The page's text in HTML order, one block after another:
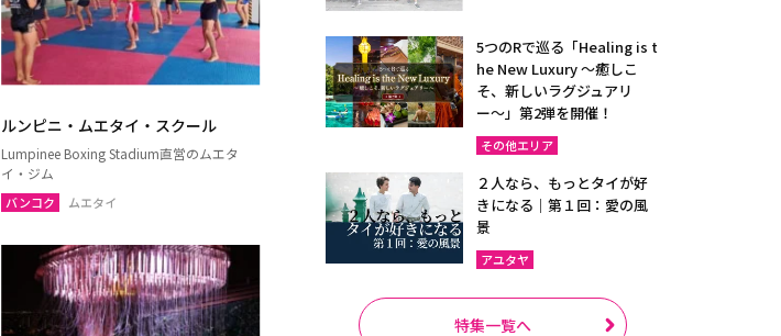
ピチット
ナコーンラーチャシーマー
（コラート）
ルーイ
ノーンカーイ
ムックダーハーン
ブリーラム
ルンピニ・ムエタイ・スクール
Lumpinee Boxing Stadium直営のムエタ
イ・ジム
バンコク ムエタイ
5つのRで巡る「Healing is t
he New Luxury ～癒しこ
そ、新しいラグジュアリ
ー〜」第2弾を開催！
その他エリア
２人なら、もっとタイが好
きになる｜第１回：愛の風
景
アユタヤ
特集一覧へ